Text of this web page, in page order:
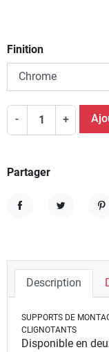
Finition
- +
Partager
Description
SUPPORTS DE
CLIGNOTANTS
Disponible en